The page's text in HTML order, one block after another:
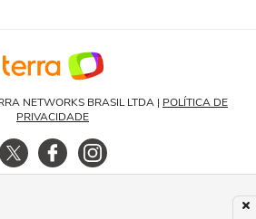
NETWORKS BRASIL LTDA | POLÍTICA DE
PRIVACIDADE